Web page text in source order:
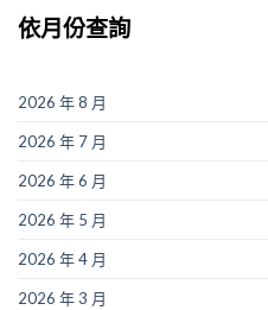
依月份查詢
2026 年 8 月
2026 年 7 月
2026 年 6 月
2026 年 5 月
2026 年 4 月
2026 年 3 月